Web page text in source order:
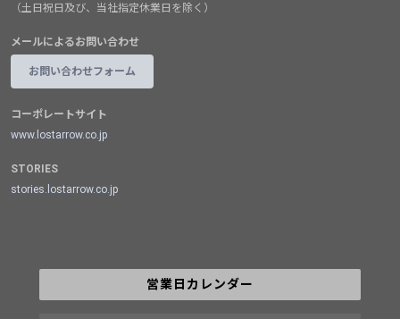
（土日祝日及び、当社指定休業日を除く）
メールによるお問い合わせ
お問い合わせフォーム
コーポレートサイト
www.lostarrow.co.jp
STORIES
stories.lostarrow.co.jp
営業日カレンダー